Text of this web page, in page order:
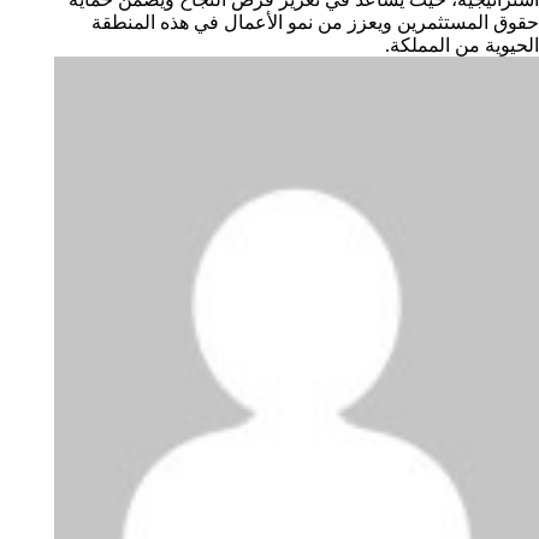
حقوق المستثمرين ويعزز من نمو الأعمال في هذه المنطقة
الحيوية من المملكة.